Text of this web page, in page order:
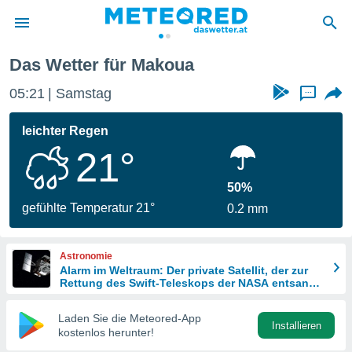
wurde
dass
sind.
diese
Das Wetter für Makoua
05:21 Samstag ...
leichter Regen
21°
gefühlte Temperatur 21°
50%
0.2 mm
Astronomie
Alarm im Weltraum: Der private Satellit, der zur
Rettung des Swift-Teleskops der NASA entsandt
Laden Sie die Meteored-App
kostenlos herunter!
Installieren